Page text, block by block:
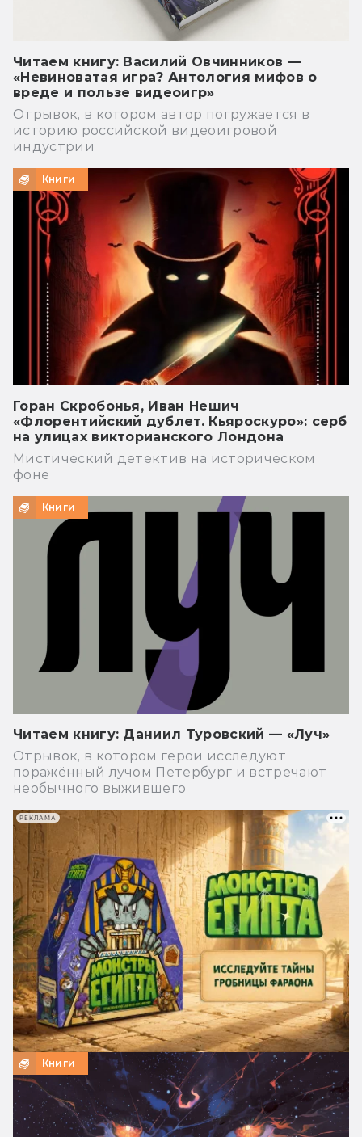
Читаем книгу: Василий Овчинников —
«Невиноватая игра? Антология мифов о
вреде и пользе видеоигр»
Отрывок, в котором автор погружается в
историю российской видеоигровой
индустрии
Книги
Горан Скробонья, Иван Нешич
«Флорентийский дублет. Кьяроскуро»: серб
на улицах викторианского Лондона
Мистический детектив на историческом
фоне
Книги
Читаем книгу: Даниил Туровский — «Луч»
Отрывок, в котором герои исследуют
поражённый лучом Петербург и встречают
необычного выжившего
Книги
РЕКЛАМА